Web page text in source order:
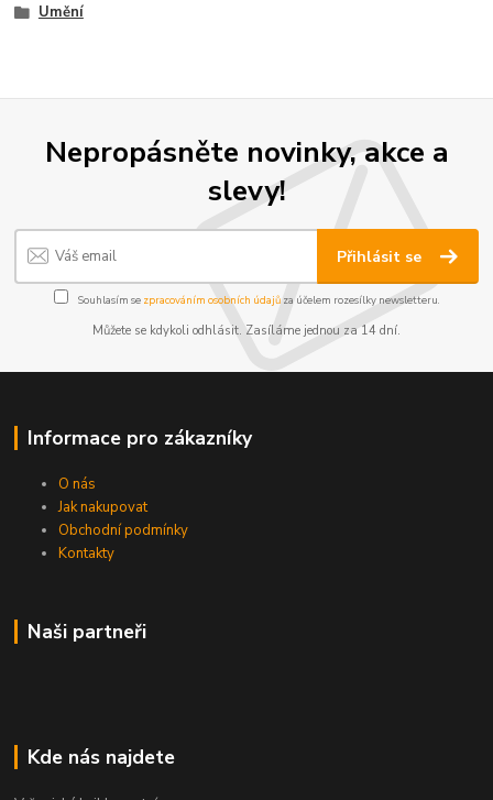
Umění
Nepropásněte novinky, akce a
slevy!
Přihlásit se
Souhlasím se zpracováním osobních údajůza účelem rozesílky newsletteru.
Můžete se kdykoli odhlásit. Zasíláme jednou za 14 dní.
Informace pro zákazníky
O nás
Jak nakupovat
Obchodní podmínky
Kontakty
Naši partneři
Kde nás najdete